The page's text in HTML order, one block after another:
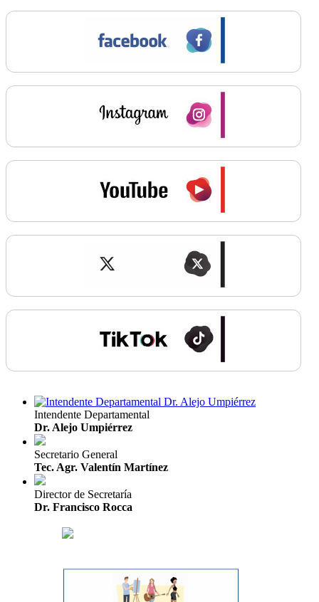
Intendente Departamental
Dr. Alejo Umpiérrez
Secretario General
Tec. Agr. Valentín Martínez
Director de Secretaría
Dr. Francisco Rocca